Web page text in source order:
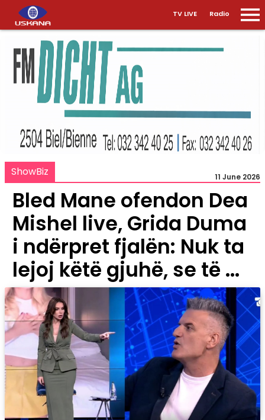
TV LIVE Radio
ShowBiz 11 June 2026
Bled Mane ofendon Dea
Mishel live, Grida Duma
i ndërpret fjalën: Nuk ta
lejoj këtë gjuhë, se të ...